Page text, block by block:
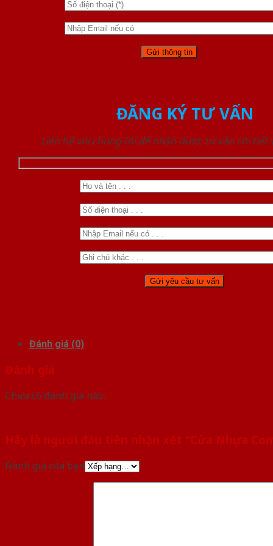
ĐĂNG KÝ TƯ VẤN
Liên hệ với chúng tôi để nhận được tư vấn chi tiết
Đánh giá (0)
Đánh giá
Chưa có đánh giá nào.
Hãy là người đầu tiên nhận xét “Cửa Nhựa
Đánh giá của bạn